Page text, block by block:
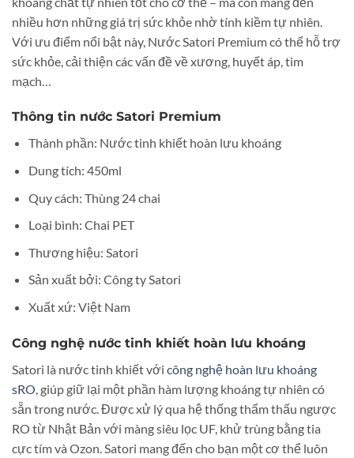
nhiều hơn những giá trị sức khỏe nhờ tính kiềm tự nhiên.
Với ưu điểm nổi bật này, Nước Satori Premium có thể hỗ trợ
sức khỏe, cải thiện các vấn đề về xương, huyết áp, tim
mạch…
Thông tin nước Satori Premium
Thành phần: Nước tinh khiết hoàn lưu khoáng
Dung tích: 450ml
Quy cách: Thùng 24 chai
Loại bình: Chai PET
Thương hiệu: Satori
Sản xuất bởi: Công ty Satori
Xuất xứ: Việt Nam
Công nghệ nước tinh khiết hoàn lưu khoáng
Satori là nước tinh khiết với công nghệ hoàn lưu khoáng
sRO , giúp giữ lại một phần hàm lượng khoáng tự nhiên có
sẵn trong nước. Được xử lý qua hệ thống thẩm thấu ngược
RO từ Nhật Bản với màng siêu lọc UF, khử trùng bằng tia
cực tím và Ozon. Satori mang đến cho bạn một cơ thể luôn